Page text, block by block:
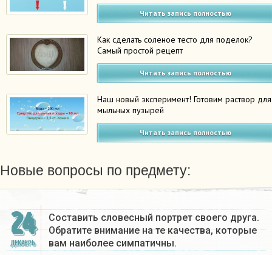
Читать запись полностью
Как сделать соленое тесто для поделок?
Самый простой рецепт
Читать запись полностью
Наш новый эксперимент! Готовим раствор для
мыльных пузырей
Читать запись полностью
Новые вопросы по предмету:
24
ДЕКАБРЬ
Составить словесный портрет своего друга.
Обратите внимание на те качества, которые
вам наиболее симпатичны.